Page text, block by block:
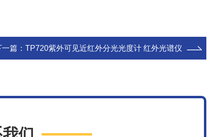
篇： TP720紫外可见近红外分光光度计 红外光谱仪